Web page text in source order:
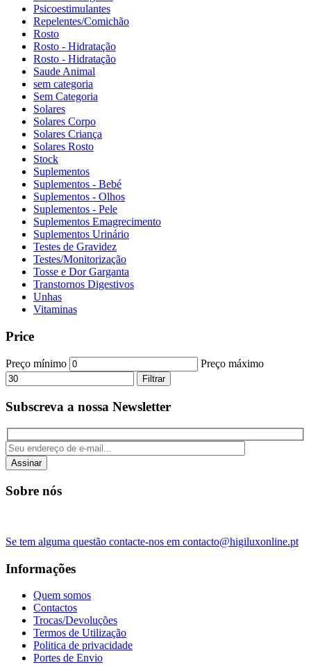
Psicoestimulantes
Repelentes/Comichão
Rosto
Rosto - Hidratação
Rosto - Hidratação
Saude Animal
sem categoria
Sem Categoria
Solares
Solares Corpo
Solares Criança
Solares Rosto
Stock
Suplementos
Suplementos - Bebé
Suplementos - Olhos
Suplementos - Pele
Suplementos Emagrecimento
Suplementos Urinário
Testes de Gravidez
Testes/Monitorização
Tosse e Dor Garganta
Transtornos Digestivos
Unhas
Vitaminas
Price
Preço mínimo Preço máximo
Filtrar
Subscreva a nossa Newsletter
Assinar
Sobre nós
Se tem alguma questão contacte-nos em contacto@higiluxonline.pt
Informações
Quem somos
Contactos
Trocas/Devoluções
Termos de Utilização
Politica de privacidade
Portes de Envio